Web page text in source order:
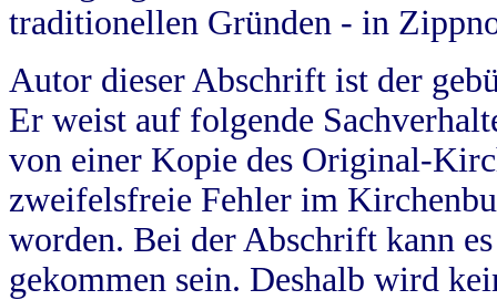
traditionellen Gründen - in
Autor dieser Abschrift ist der
Er weist auf folgende
von einer Kopie des Original-
zweifelsfreie Fehler im
worden. Bei der Abschrift kann
gekommen sein. Deshalb wird